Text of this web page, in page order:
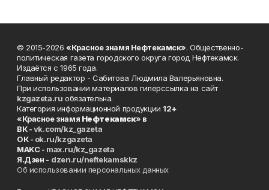
© 2015-2026 «Красное знамя Нефтекамск». Общественно-
политическая газета городского округа город Нефтекамск.
Издаётся с 1965 года.
Главный редактор - Сабитова Людмила Валерьяновна.
При использовании материалов гиперссылка на сайт
kzgazeta.ru обязательна.
Категория информационной продукции 12+
«Красное знамя Нефтекамск» в
ВК -vk.com/kz_gazeta
ОК - ok.ru/kzgazeta
MAKC - max.ru/kz_gazeta
Я.Дзен - dzen.ru/neftekamskkz
Об использовании персональных данных